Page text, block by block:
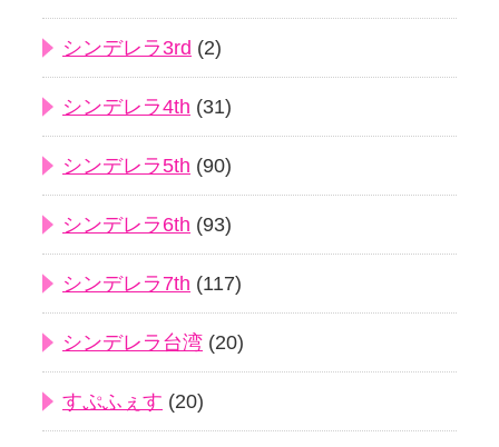
シンデレラ3rd (2)
シンデレラ4th (31)
シンデレラ5th (90)
シンデレラ6th (93)
シンデレラ7th (117)
シンデレラ台湾 (20)
すぷふぇす (20)